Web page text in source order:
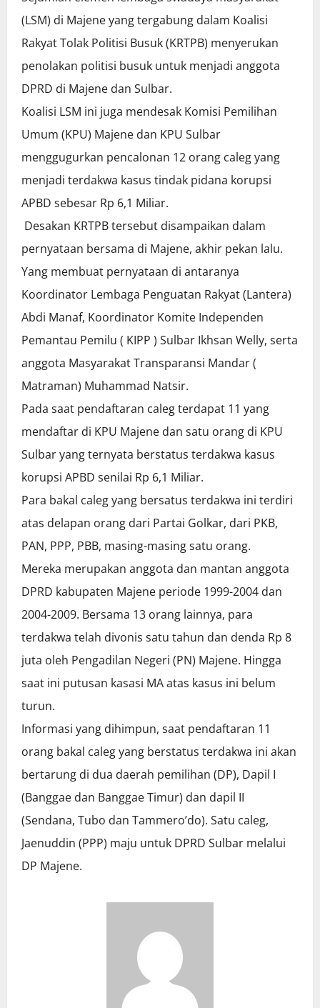
(LSM) di Majene yang tergabung dalam Koalisi
Rakyat Tolak Politisi Busuk (KRTPB) menyerukan
penolakan politisi busuk untuk menjadi anggota
DPRD di Majene dan Sulbar.
Koalisi LSM ini juga mendesak Komisi Pemilihan
Umum (KPU) Majene dan KPU Sulbar
menggugurkan pencalonan 12 orang caleg yang
menjadi terdakwa kasus tindak pidana korupsi
APBD sebesar Rp 6,1 Miliar.
Desakan KRTPB tersebut disampaikan dalam
pernyataan bersama di Majene, akhir pekan lalu.
Yang membuat pernyataan di antaranya
Koordinator Lembaga Penguatan Rakyat (Lantera)
Abdi Manaf, Koordinator Komite Independen
Pemantau Pemilu ( KIPP ) Sulbar Ikhsan Welly, serta
anggota Masyarakat Transparansi Mandar (
Matraman) Muhammad Natsir.
Pada saat pendaftaran caleg terdapat 11 yang
mendaftar di KPU Majene dan satu orang di KPU
Sulbar yang ternyata berstatus terdakwa kasus
korupsi APBD senilai Rp 6,1 Miliar.
Para bakal caleg yang bersatus terdakwa ini terdiri
atas delapan orang dari Partai Golkar, dari PKB,
PAN, PPP, PBB, masing-masing satu orang.
Mereka merupakan anggota dan mantan anggota
DPRD kabupaten Majene periode 1999-2004 dan
2004-2009. Bersama 13 orang lainnya, para
terdakwa telah divonis satu tahun dan denda Rp 8
juta oleh Pengadilan Negeri (PN) Majene. Hingga
saat ini putusan kasasi MA atas kasus ini belum
turun.
Informasi yang dihimpun, saat pendaftaran 11
orang bakal caleg yang berstatus terdakwa ini akan
bertarung di dua daerah pemilihan (DP), Dapil I
(Banggae dan Banggae Timur) dan dapil II
(Sendana, Tubo dan Tammero’do). Satu caleg,
Jaenuddin (PPP) maju untuk DPRD Sulbar melalui
DP Majene.